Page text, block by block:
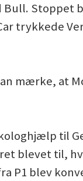
Stoppet
trykkede
mærke, at
til
blevet til,
P1 blev